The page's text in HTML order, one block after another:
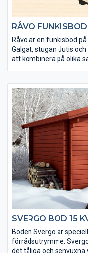
RÅVO FUNKISBOD
Råvo är en funkisbod
Galgat, stugan Jutis
att kombinera på olika
• Isolerpaket kan köpas
• Taket utgörs av en
• Takpanelen är
• Virket är av tålig
(45x145 mm)
• Levereras med
• Fönster och extra
• Takpaket med eller
SVERGO BOD 15
Boden Svergo är
förrådsutrymme.
det tåliga och